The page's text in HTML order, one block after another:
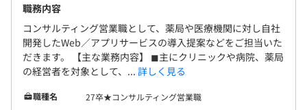
部署名：システム開発部
社員数：正社員数50名
特徴：当社の提供サービスを始め、インフラ部門やセキュ
リティなどを担当しているエンジニア集団の組織です。
開発商材：主に下記3つになります。
・『e-オーダー』：医薬品の在庫管理とAIで需要予測をお
職務内容
コンサルティング営業職として、薬局や医療機関に対し自社
開発したWeb／アプリサービスの導入提案などをご担当いた
だきます。 【主な業務内容】 ◼︎主にクリニックや病院、薬局
の経営者を対象として、... 詳しく見る
職種名
27卒★コンサルティング営業職